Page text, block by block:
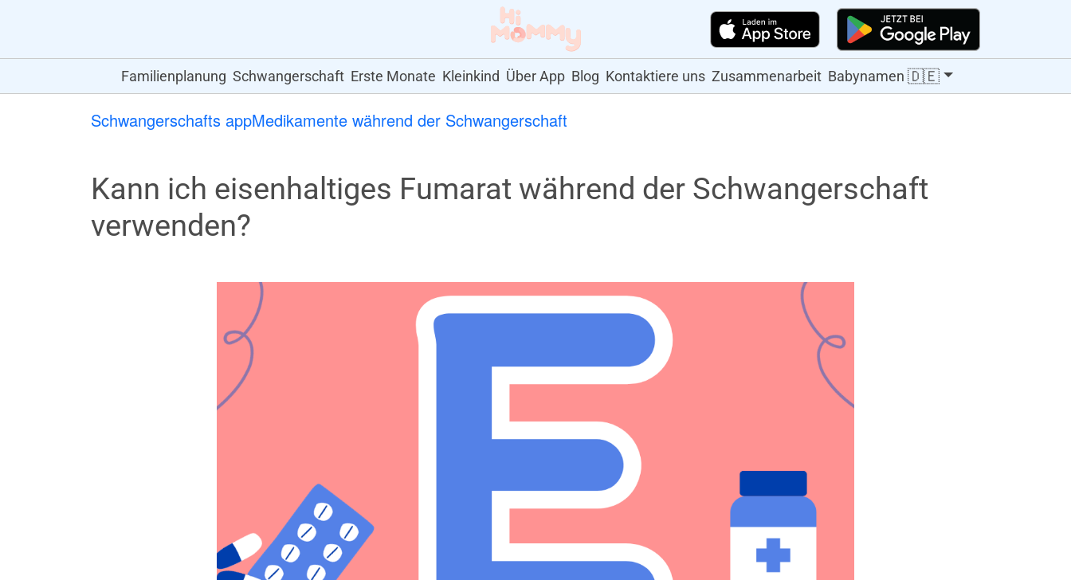
Familienplanung Schwangerschaft Erste Monate Kleinkind Über App Blog Kontaktiere uns Zusammenarbeit Babynamen 🇩🇪
Schwangerschafts appMedikamente während der Schwangerschaft
Kann ich eisenhaltiges Fumarat während der Schwangerschaft
verwenden?